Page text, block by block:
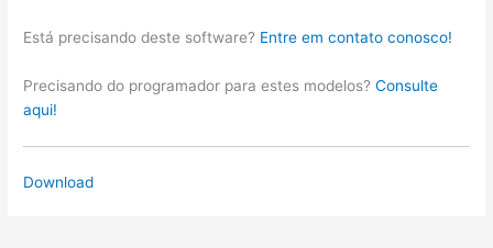
Está precisando deste software? Entre em contato conosco!
Precisando do programador para estes modelos?Consulte
aqui!
Download